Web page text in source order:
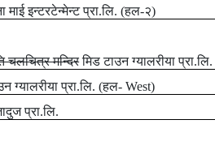
माई इन्टरटेन्मेन्ट प्रा.लि. (हल-२)
चलचित्र मन्दिर मिड टाउन ग्यालरीया
ग्यालरीया प्रा.लि. (हल-West)
प्रा.लि.